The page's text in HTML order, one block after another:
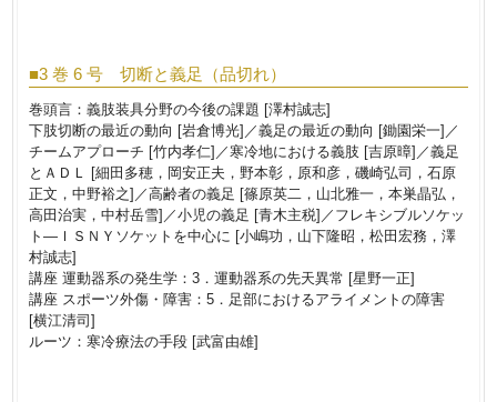
■3 巻 6 号 切断と義足（品切れ）
巻頭言：義肢装具分野の今後の課題 [澤村誠志]
下肢切断の最近の動向 [岩倉博光]／義足の最近の動向 [鋤園栄一]／
チームアプローチ [竹内孝仁]／寒冷地における義肢 [吉原暲]／義足
とＡＤＬ [細田多穂，岡安正夫，野本彰，原和彦，磯崎弘司，石原
正文，中野裕之]／高齢者の義足 [篠原英二，山北雅一，本巣晶弘，
高田治実，中村岳雪]／小児の義足 [青木主税]／フレキシブルソケッ
ト―ＩＳＮＹソケットを中心に [小嶋功，山下隆昭，松田宏務，澤
村誠志]
講座 運動器系の発生学：3．運動器系の先天異常 [星野一正]
講座 スポーツ外傷・障害：5．足部におけるアライメントの障害
[横江清司]
ルーツ：寒冷療法の手段 [武富由雄]